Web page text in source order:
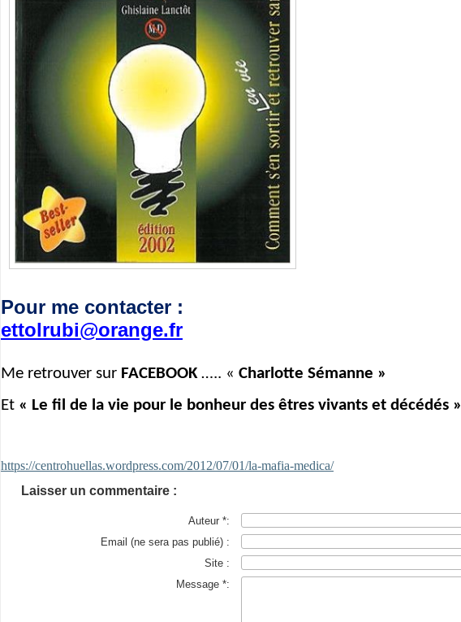
Pour me contacter :
ettolrubi@orange.fr
Me retrouver sur FACEBOOK….. « Charlotte Sémanne »
Et « Le fil de la vie pour le bonheur des êtres vivants et décédés »
https://centrohuellas.wordpress.com/2012/07/01/la-mafia-medica/
Laisser un commentaire :
Auteur *:
Email (ne sera pas publié) :
Site :
Message *: